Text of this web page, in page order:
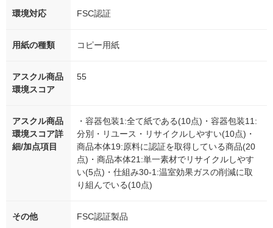
環境対応 FSC認証
用紙の種類 コピー用紙
アスクル商品
環境スコア
55
アスクル商品
環境スコア詳
細/加点項目
・容器包装1:全て紙である(10点)・容器包装11:
分別・リユース・リサイクルしやすい(10点)・
商品本体19:原料に認証を取得している商品(20
点)・商品本体21:単一素材でリサイクルしやす
い(5点)・仕組み30-1:温室効果ガスの削減に取
り組んでいる(10点)
その他 FSC認証製品